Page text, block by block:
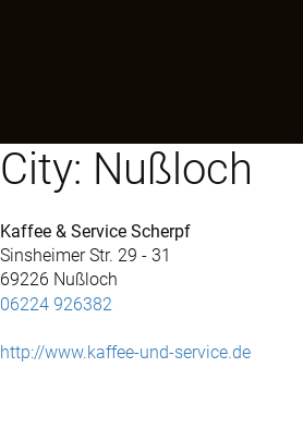
City: Nußloch
Kaffee & Service Scherpf
Sinsheimer Str. 29 - 31
69226 Nußloch
06224 926382
http://www.kaffee-und-service.de